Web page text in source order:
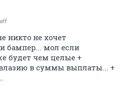
никто не хочет
бампер... мол если
будет чем целые +
в суммы выплаты... +